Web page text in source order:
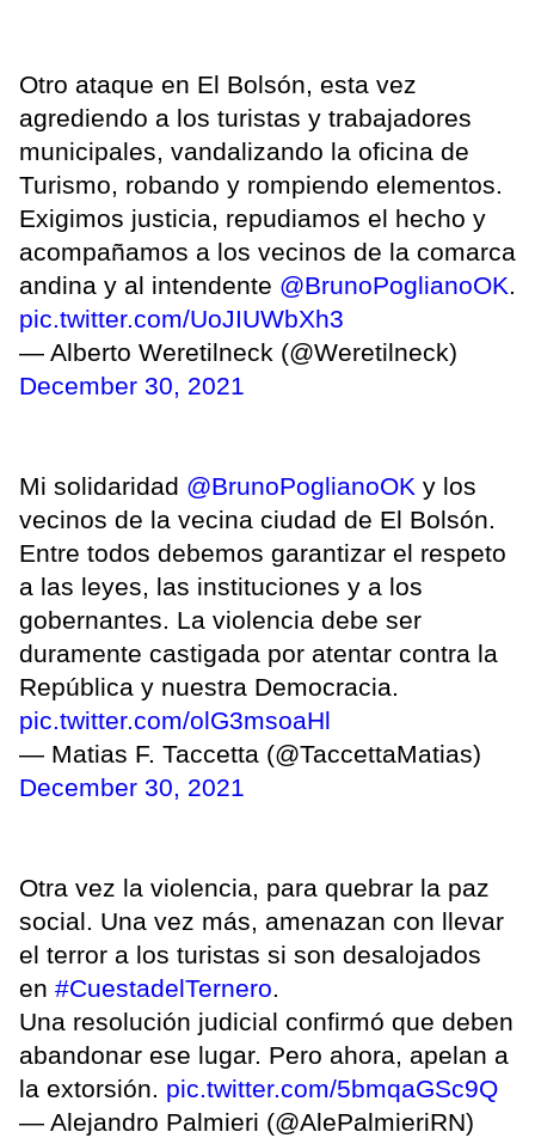
Otro ataque en El Bolsón, esta vez
agrediendo a los turistas y trabajadores
municipales, vandalizando la oficina de
Turismo, robando y rompiendo elementos.
Exigimos justicia, repudiamos el hecho y
acompañamos a los vecinos de la comarca
andina y al intendente @BrunoPoglianoOK.
pic.twitter.com/UoJIUWbXh3
— Alberto Weretilneck (@Weretilneck)
December 30, 2021
Mi solidaridad @BrunoPoglianoOK y los
vecinos de la vecina ciudad de El Bolsón.
Entre todos debemos garantizar el respeto
a las leyes, las instituciones y a los
gobernantes. La violencia debe ser
duramente castigada por atentar contra la
República y nuestra Democracia.
pic.twitter.com/olG3msoaHl
— Matias F. Taccetta (@TaccettaMatias)
December 30, 2021
Otra vez la violencia, para quebrar la paz
social. Una vez más, amenazan con llevar
el terror a los turistas si son desalojados
en #CuestadelTernero.
Una resolución judicial confirmó que deben
abandonar ese lugar. Pero ahora, apelan a
la extorsión. pic.twitter.com/5bmqaGSc9Q
— Alejandro Palmieri (@AlePalmieriRN)